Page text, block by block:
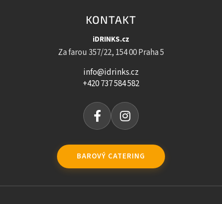
KONTAKT
iDRINKS.cz
Za farou 357/22, 154 00 Praha 5
info@idrinks.cz
+420 737 584 582
BAROVÝ CATERING